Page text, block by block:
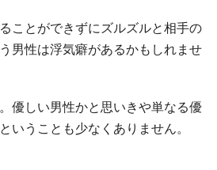
ことができずにズルズルと相手の
男性は浮気癖があるかもしれませ
優しい男性かと思いきや単なる優
いうことも少なくありません。